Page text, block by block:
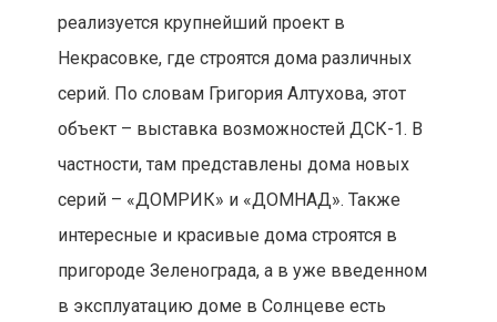
реализуется крупнейший проект в
Некрасовке, где строятся дома различных
серий. По словам Григория Алтухова, этот
объект – выставка возможностей ДСК-1. В
частности, там представлены дома новых
серий – «ДОМРИК» и «ДОМНАД». Также
интересные и красивые дома строятся в
пригороде Зеленограда, а в уже введенном
в эксплуатацию доме в Солнцеве есть